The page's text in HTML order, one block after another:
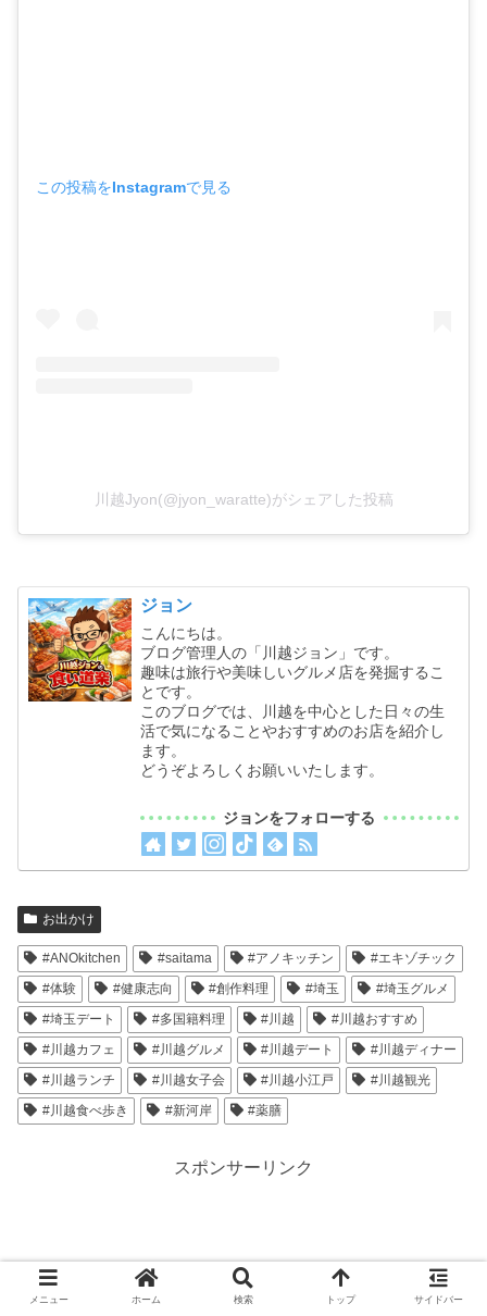
この投稿をInstagramで見る
川越Jyon(@jyon_waratte)がシェアした投稿
ジョン
こんにちは。
ブログ管理人の「川越ジョン」です。
趣味は旅行や美味しいグルメ店を発掘するこ
とです。
このブログでは、川越を中心とした日々の生
活で気になることやおすすめのお店を紹介し
ます。
どうぞよろしくお願いいたします。
ジョンをフォローする
お出かけ
#ANOkitchen #saitama #アノキッチン
#エキゾチック
#体験
#健康志向 #創作料理 #埼玉
#埼玉グルメ
#埼玉デート
#多国籍料理 #川越
#川越おすすめ
#川越カフェ
#川越グルメ #川越デート
#川越ディナー
#川越ランチ
#川越女子会 #川越小江戸
#川越観光
#川越食べ歩き
#新河岸 #薬膳
スポンサーリンク
メニュー ホーム 検索 トップ サイドバー